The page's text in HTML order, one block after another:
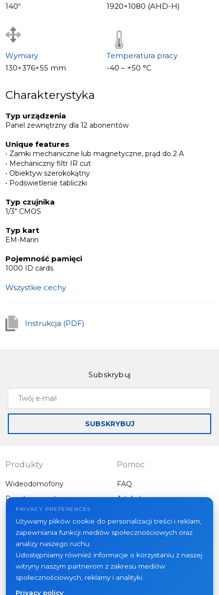
• Wbudowana pamięć na 1000 kart
140º
1920×1080 (AHD-H)
Wymiary
130×376×55 mm
Temperatura pracy
-40 – +50 °С
Charakterystyka
Typ urządzenia
Panel zewnętrzny dla 12 abonentów
Unique features
• Zamki mechaniczne lub magnetyczne, prąd do 2 A
• Mechaniczny filtr IR cut
• Obiektyw szerokokątny
• Podświetlenie tabliczki
Typ czujnika
1/3" CMOS
Typ kart
EM-Marin
Pojemność pamięci
1000 ID cards
Wszystkie cechy
Instrukcja (PDF)
Subskrybuj
Twój
mail
SUBSKRYBUJ
Produkty
Wideodomofony
Panele zewnętrzne
Inny sprzęt
Pomoc
FAQ
Artykuły
Projekty
Aktualności
Kontakt
Gdzie kupić
PRIVACY PREFERENCES
Używamy plików cookie do personalizacji treści i reklam,
zapewniania funkcji mediów społecznościowych oraz
analizy naszego ruchu.
Udostępniamy również informacje o korzystaniu z naszej
witryny naszym partnerom z zakresu mediów
społecznościowych, reklamy i analityki.
Privacy policy